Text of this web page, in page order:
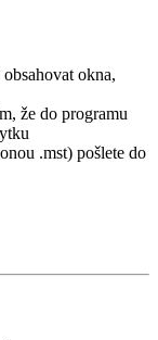
okna,
že do programu
.mst) pošlete do